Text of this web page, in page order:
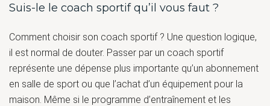
Suis-le le coach sportif qu’il vous faut ?
Comment choisir son coach sportif ? Une question logique,
il est normal de douter. Passer par un coach sportif
représente une dépense plus importante qu’un abonnement
en salle de sport ou que l’achat d’un équipement pour la
maison. Même si le programme d’entraînement et les